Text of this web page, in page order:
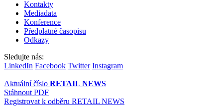
Kontakty
Mediadata
Konference
Předplatné časopisu
Odkazy
Sledujte nás:
LinkedIn Facebook Twitter Instagram
Aktuální číslo RETAIL NEWS
Stáhnout PDF
Registrovat k odběru RETAIL NEWS